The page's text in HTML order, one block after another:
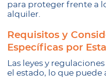
para proteger frente a
alquiler.
Requisitos y
Específicas por
Las leyes y
el estado, lo que puede